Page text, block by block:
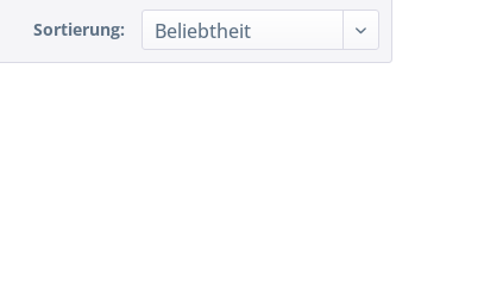
Sortierung: